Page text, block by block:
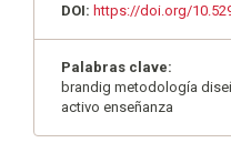
DOI: https://doi.org/
Palabras clave:
brandig metodología
activo enseñanza